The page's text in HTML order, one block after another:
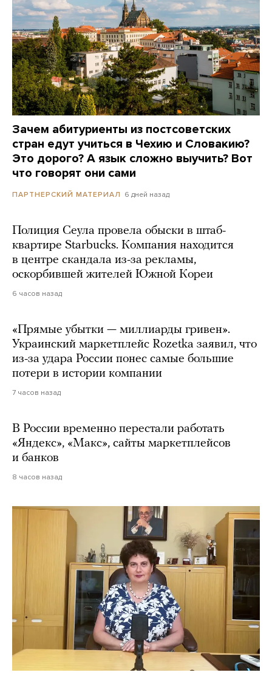
Зачем абитуриенты из постсоветских
стран едут учиться в Чехию и Словакию?
Это дорого? А язык сложно выучить? Вот
что говорят они сами
ПАРТНЕРСКИЙ МАТЕРИАЛ 6 дней назад
Полиция Сеула провела обыски в штаб-
квартире Starbucks. Компания находится
в центре скандала из-за рекламы,
оскорбившей жителей Южной Кореи
6 часов назад
«Прямые убытки — миллиарды гривен».
Украинский маркетплейс Rozetka заявил, что
из-за удара России понес самые большие
потери в истории компании
7 часов назад
В России временно перестали работать
«Яндекс», «Макс», сайты маркетплейсов
и банков
8 часов назад